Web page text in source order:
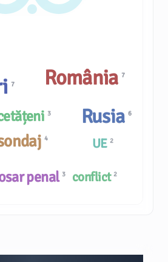
UE 2
România7
4
conflict 2
3 Rusia6
7
penal 3